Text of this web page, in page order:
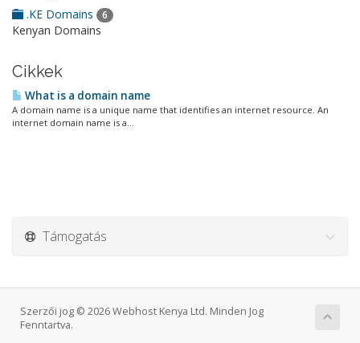
.KE Domains 6
Kenyan Domains
Cikkek
What is a domain name
A domain name is a unique name that identifies an internet resource. An
internet domain name is a...
Támogatás
Szerzői jog © 2026 Webhost Kenya Ltd. Minden Jog
Fenntartva.